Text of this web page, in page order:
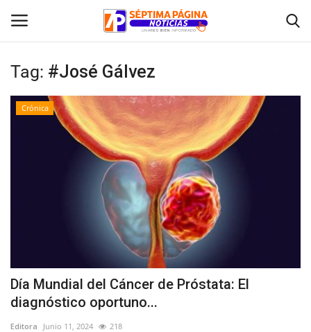
Inicio
Política
Espectáculos
Tag: #José Gálvez
Crónica
Día Mundial del Cáncer de Próstata: El
diagnóstico oportuno...
Editora Junio 11, 2024 218